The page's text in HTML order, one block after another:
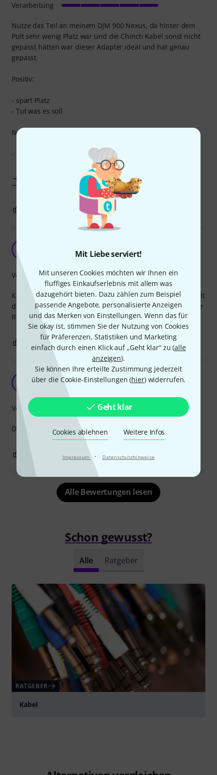
Mit Liebe serviert!
Mit unseren Cookies möchten wir Ihnen ein
fluffiges Einkaufserlebnis mit allem was
dazugehört bieten. Dazu zählen zum Beispiel
passende Angebote, personalisierte Anzeigen
und das Merken von Einstellungen. Wenn das für
Sie okay ist, stimmen Sie der Nutzung von Cookies
für Präferenzen, Statistiken und Marketing
einfach durch einen Klick auf „Geht klar“ zu (alle
anzeigen).
Sie können Ihre erteilte Zustimmung jederzeit
über die Cookie-Einstellungen (hier) widerrufen.
Geht klar
Cookies ablehnen Weitere Infos
Impressum · Datenschutzhinweise
Nutze das Teil an meinem DJM 900 Nexus, da hinter dem
Pult sehr wenig Platz war und die Chinch Kabel sonst nicht
gepasst hätten war dieser Adapter ideal und hat genau
gepasst.
Positiv:
- spart Platz
- Tut was es soll
Negativ:
- Wirkt etwas billig verarbeitet
- Sitzt nicht so fest, man muss mit einer kleinen Zange
Verarbeitung
BEWERTUNG MELDEN
Fabian056 09.05.2020
Kabelbrüche an den Knickstellen der Stecker gehören damit
der Vergangenheit an und können dann auch gleich in eine
Richtung geführt werden.
Verarbeitung
0
Hält nicht lange
Der Adapter ist nach sehr kurzer Zeit zerbrochen!
Verarbeitung
BEWERTUNG MELDEN
Alle Bewertungen lesen
Schon gewusst?
Alle Ratgeber
RATGEBER
Kabel